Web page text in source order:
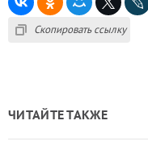
Скопировать ссылку
ЧИТАЙТЕ ТАКЖЕ